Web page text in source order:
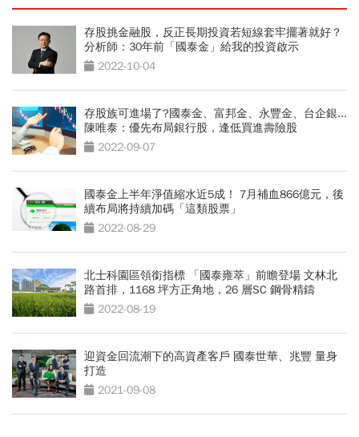
存股挑金融股，反正長期投資若短線套牢擺著就好？
分析師：30年前「國泰金」給我的投資啟示
2022-10-04
存股族可進場了?國泰金、富邦金、永豐金、台企銀...
陳唯泰：優先布局銀行股，逢低買進壽險股
2022-09-07
國泰金上半年淨值縮水近5成！ 7月補血866億元，後
續布局將持續加碼「這類股票」
2022-08-29
北士科園區領銜指標 「國泰雍萃」前瞻登場 文林北
路首排，1168 坪方正角地，26 層SC 鋼骨精鑄
2022-08-19
迎資金回流潮下的高資產客戶 國泰世華、兆豐 量身
打造
2021-09-08